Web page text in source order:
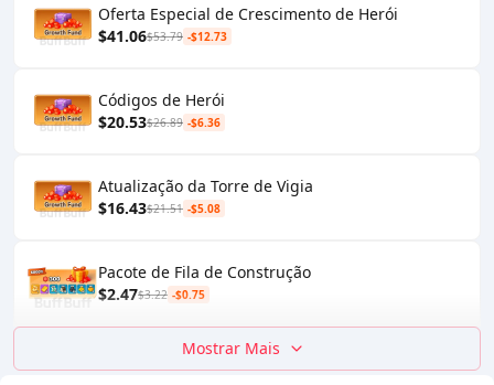
Oferta Especial de Crescimento de Herói
$41.06$53.79 -$12.73
Códigos de Herói
$20.53$26.89 -$6.36
Atualização da Torre de Vigia
$16.43$21.51 -$5.08
Pacote de Fila de Construção
$2.47$3.22 -$0.75
Mostrar Mais